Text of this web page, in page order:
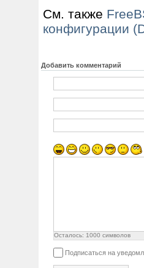
См. также
конфигурации
Добавить комментарий
Осталось: 1000 символов
Подписаться на